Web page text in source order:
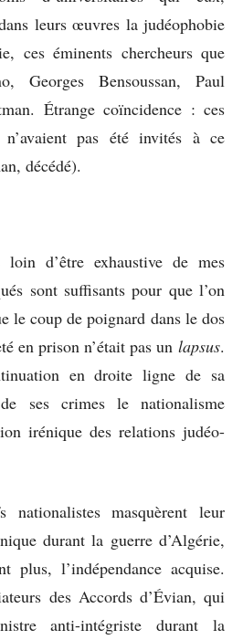
leurs œuvres la judéophobie
ces éminents chercheurs que
Georges Bensoussan, Paul
Étrange coïncidence : ces
n’avaient pas été invités à ce
décédé).
d’être exhaustive de mes
sont suffisants pour que l’on
le coup de poignard dans le dos
en prison n’était pas un lapsus.
en droite ligne de sa
de ses crimes le nationalisme
irénique des relations judéo-
masquèrent leur
durant la guerre d’Algérie,
plus, l’indépendance acquise.
des Accords d’Évian, qui
anti-intégriste durant la